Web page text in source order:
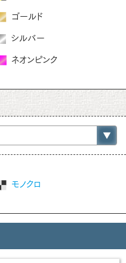
ゴールド
シルバー
ネオンピンク
モノクロ